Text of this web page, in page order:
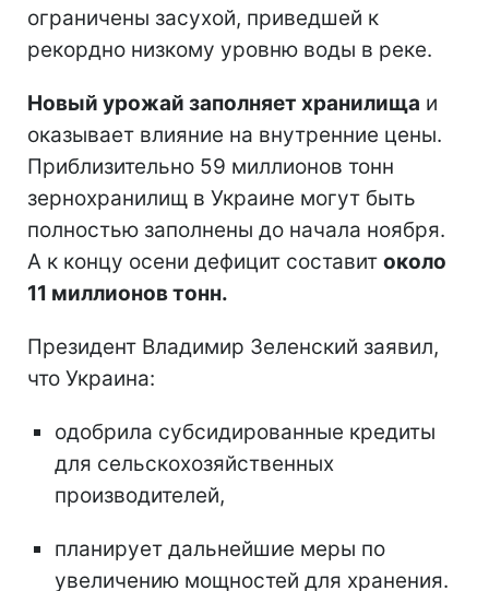
ограничены засухой, приведшей к
рекордно низкому уровню воды в реке.
Новый урожай заполняет хранилища и
оказывает влияние на внутренние цены.
Приблизительно 59 миллионов тонн
зернохранилищ в Украине могут быть
полностью заполнены до начала ноября.
А к концу осени дефицит составит около
11 миллионов тонн.
Президент Владимир Зеленский заявил,
что Украина:
одобрила субсидированные кредиты
для сельскохозяйственных
производителей,
планирует дальнейшие меры по
увеличению мощностей для хранения.